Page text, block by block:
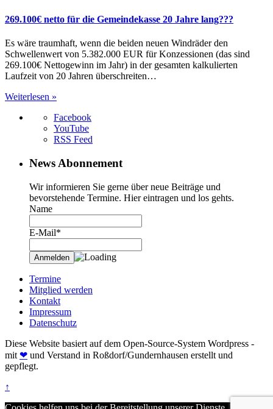
269.100€ netto für die Gemeindekasse 20 Jahre lang???
Es wäre traumhaft, wenn die beiden neuen Windräder den
Schwellenwert von 5.382.000 EUR für Konzessionen (das sind
269.100€ Nettogewinn im Jahr) in der gesamten kalkulierten
Laufzeit von 20 Jahren überschreiten…
Weiterlesen »
Facebook
YouTube
RSS Feed
News Abonnement
Wir informieren Sie gerne über neue Beiträge und
bevorstehende Termine. Hier eintragen und los gehts.
Name
E-Mail*
Termine
Mitglied werden
Kontakt
Impressum
Datenschutz
Diese Website basiert auf dem Open-Source-System Wordpress -
mit ❤ und Verstand in Roßdorf/Gundernhausen erstellt und
gepflegt.
↑